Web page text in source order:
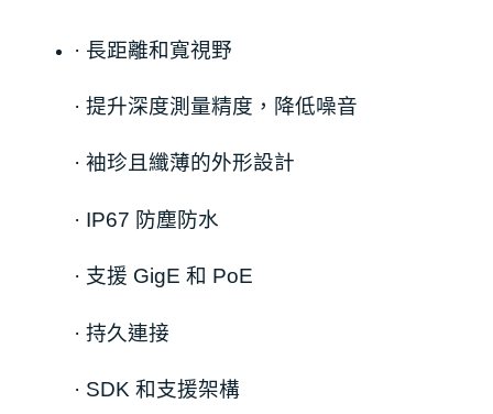
· 長距離和寬視野
·提升深度測量精度，降低噪音
·袖珍且纖薄的外形設計
· IP67 防塵防水
· 支援 GigE 和 PoE
·持久連接
· SDK 和支援架構